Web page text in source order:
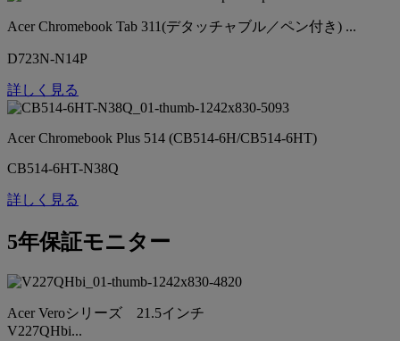
Acer Chromebook Tab 311(デタッチャブル／ペン付き) ...
D723N-N14P
詳しく見る
Acer Chromebook Plus 514 (CB514-6H/CB514-6HT)
CB514-6HT-N38Q
詳しく見る
5年保証モニター
Acer Veroシリーズ 21.5インチ
V227QHbi...